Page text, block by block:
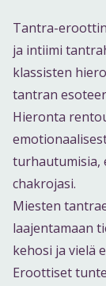
Tantra-
ja intiimi
klassisten
tantran
Hieronta
turhautumisia,
chakrojasi.
Miesten
laajentamaan
kehosi ja vielä
Eroottiset